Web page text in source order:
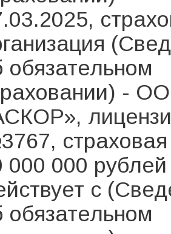
обязательном
-
000 000
с
обязательном